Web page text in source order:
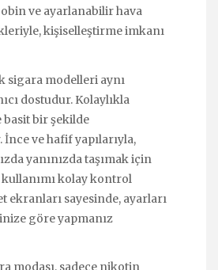
ve ayarlanabilir hava
kişiselleştirme imkanı
sigara modelleri aynı
dostudur. Kolaylıkla
basit bir şekilde
ve hafif yapılarıyla,
yanınızda taşımak için
kullanımı kolay kontrol
ekranları sayesinde, ayarları
göre yapmanız
modası, sadece nikotin